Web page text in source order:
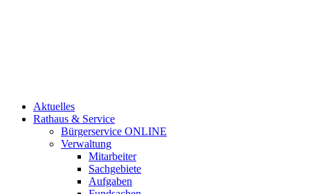
Aktuelles
Rathaus & Service
Bürgerservice ONLINE
Verwaltung
Mitarbeiter
Sachgebiete
Aufgaben